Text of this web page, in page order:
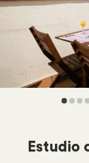
Estudio